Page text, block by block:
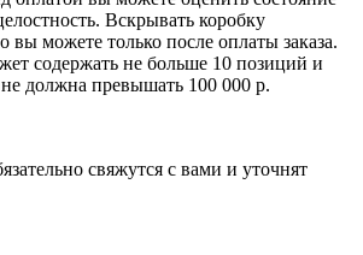
Вскрывать коробку
вы можете только после оплаты заказа.
содержать не больше 10 позиций и
не должна превышать 100 000 р.
свяжутся с вами и уточнят